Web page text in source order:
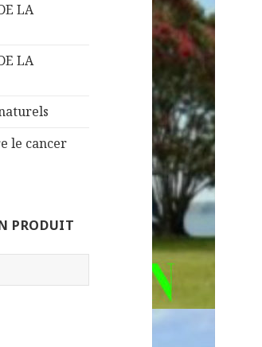
LA
LA
le cancer
PRODUIT